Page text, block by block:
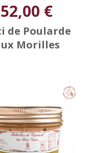
52,00 €
de Poularde
Morilles